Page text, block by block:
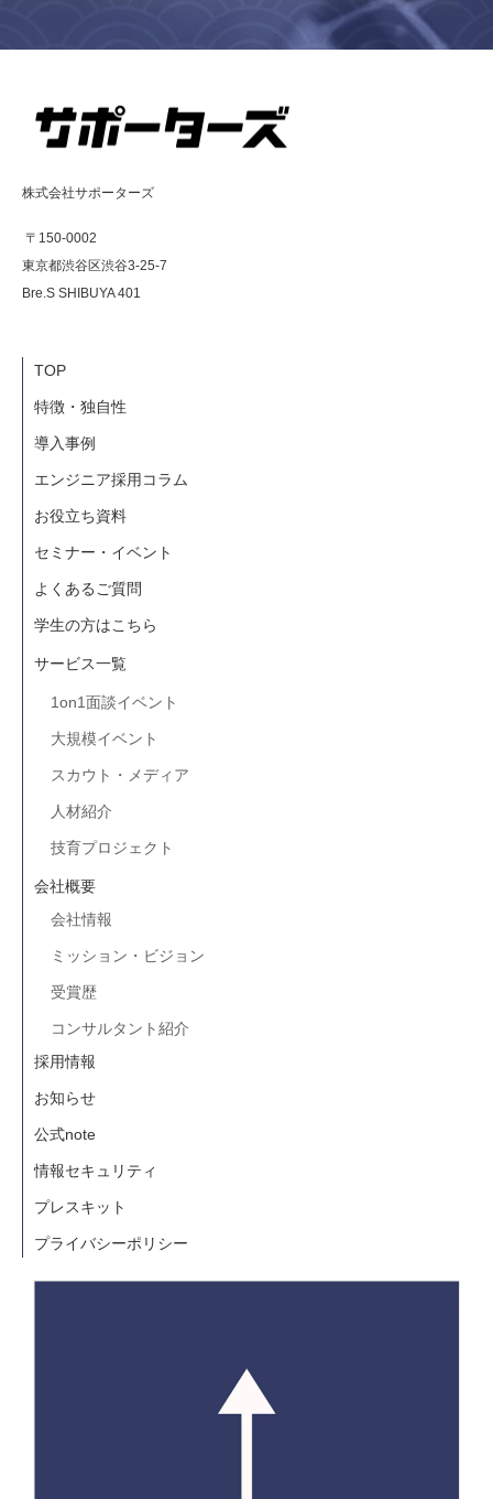
株式会社サポーターズ
〒150-0002
東京都渋谷区渋谷3-25-7
Bre.S SHIBUYA 401
TOP
特徴・独自性
導入事例
エンジニア採用コラム
お役立ち資料
セミナー・イベント
よくあるご質問
学生の方はこちら
サービス一覧
1on1面談イベント
大規模イベント
スカウト・メディア
人材紹介
技育プロジェクト
会社概要
会社情報
ミッション・ビジョン
受賞歴
コンサルタント紹介
採用情報
お知らせ
公式note
情報セキュリティ
プレスキット
プライバシーポリシー